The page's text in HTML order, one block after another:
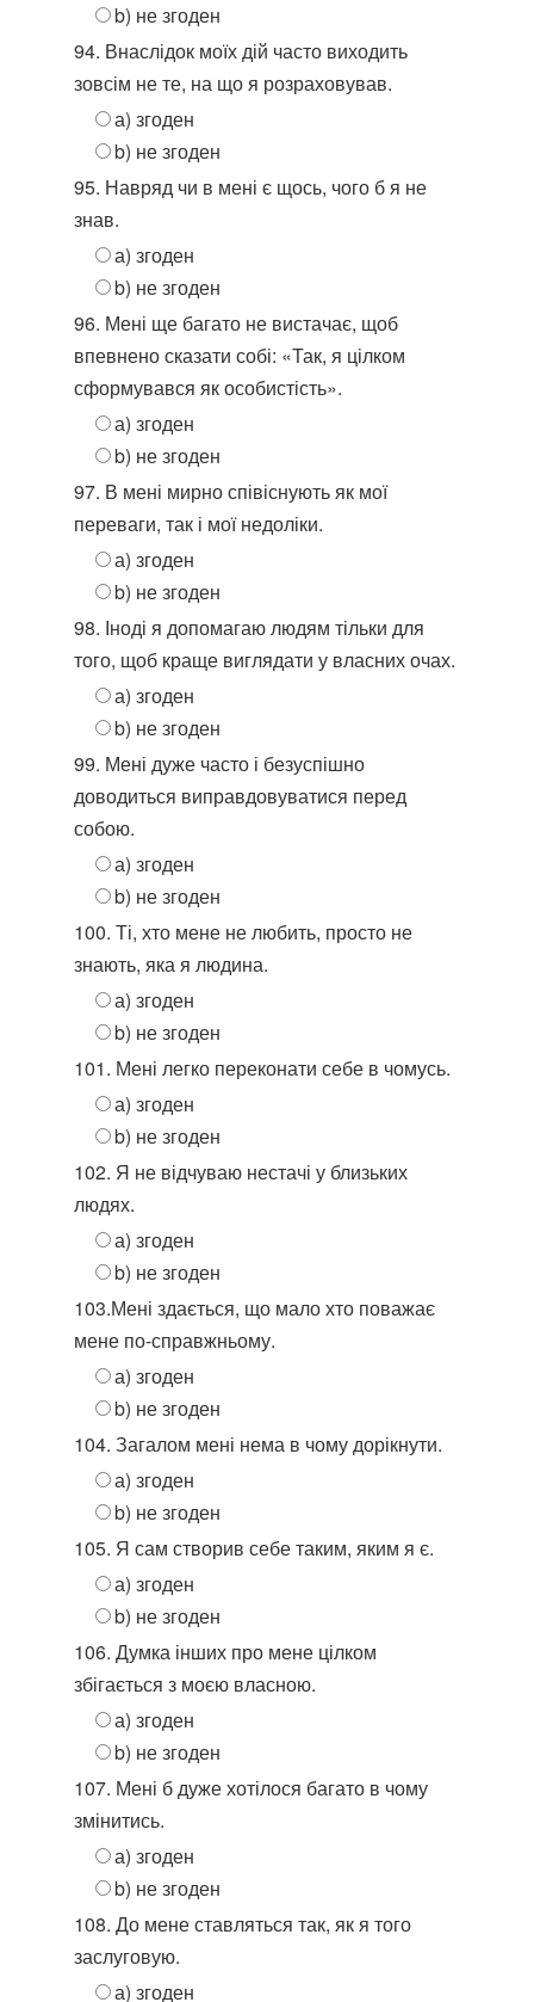
b) не згоден
94. Внаслідок моїх дій часто виходить
зовсім не те, на що я розраховував.
а) згоден
b) не згоден
95. Навряд чи в мені є щось, чого б я не
знав.
а) згоден
b) не згоден
96. Мені ще багато не вистачає, щоб
впевнено сказати собі: «Так, я цілком
сформувався як особистість».
а) згоден
b) не згоден
97. В мені мирно співіснують як мої
переваги, так і мої недоліки.
а) згоден
b) не згоден
98. Іноді я допомагаю людям тільки для
того, щоб краще виглядати у власних очах.
а) згоден
b) не згоден
99. Мені дуже часто і безуспішно
доводиться виправдовуватися перед
собою.
а) згоден
b) не згоден
100. Ті, хто мене не любить, просто не
знають, яка я людина.
а) згоден
b) не згоден
101. Мені легко переконати себе в чомусь.
а) згоден
b) не згоден
102. Я не відчуваю нестачі у близьких
людях.
а) згоден
b) не згоден
103.Мені здається, що мало хто поважає
мене по-справжньому.
а) згоден
b) не згоден
104. Загалом мені нема в чому дорікнути.
а) згоден
b) не згоден
105. Я сам створив себе таким, яким я є.
а) згоден
b) не згоден
106. Думка інших про мене цілком
збігається з моєю власною.
а) згоден
b) не згоден
107. Мені б дуже хотілося багато в чому
змінитись.
а) згоден
b) не згоден
108. До мене ставляться так, як я того
заслуговую.
а) згоден